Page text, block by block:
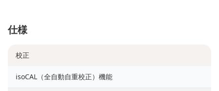
仕様
校正
isoCAL（全自動自重校正）機能